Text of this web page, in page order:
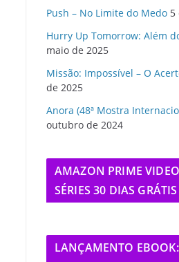
Push – No Limite do Medo 5
Hurry Up Tomorrow: Além
maio de 2025
Missão: Impossível – O
de 2025
Anora (48ª Mostra
outubro de 2024
AMAZON PRIME
SÉRIES 30 DIAS GRÁTIS
LANÇAMENTO